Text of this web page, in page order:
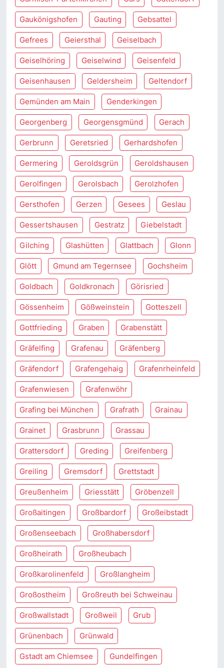
Gaukönigshofen Gauting Gebsattel
Gefrees Geiersthal Geiselbach
Geiselhöring Geiselwind Geisenfeld
Geisenhausen Geldersheim Geltendorf
Gemünden am Main Genderkingen
Georgenberg Georgensgmünd Gerach
Gerbrunn Geretsried Gerhardshofen
Germering Geroldsgrün Geroldshausen
Gerolfingen Gerolsbach Gerolzhofen
Gersthofen Gerzen Gesees Geslau
Gessertshausen Gestratz Giebelstadt
Gilching Glashütten Glattbach Glonn
Glött Gmund am Tegernsee Gochsheim
Goldbach Goldkronach Görisried
Gössenheim Gößweinstein Gotteszell
Gottfrieding Graben Grabenstätt
Gräfelfing Grafenau Gräfenberg
Gräfendorf Grafengehaig Grafenrheinfeld
Grafenwiesen Grafenwöhr
Grafing bei München Grafrath Grainau
Grainet Grasbrunn Grassau
Grattersdorf Greding Greifenberg
Greiling Gremsdorf Grettstadt
Greußenheim Griesstätt Gröbenzell
Großaitingen Großbardorf Großeibstadt
Großenseebach Großhabersdorf
Großheirath Großheubach
Großkarolinenfeld Großlangheim
Großostheim Großreuth bei Schweinau
Großwallstadt Großweil Grub
Grünenbach Grünwald
Gstadt am Chiemsee Gundelfingen